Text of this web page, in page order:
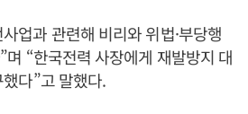
업과 관련해 비리와 위법·부당행
며 “한국전력 사장에게 재발방지 대
다”고 말했다.